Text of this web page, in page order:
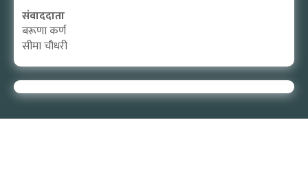
संवाददाता
बरूणा कर्ण
सीमा चौधरी